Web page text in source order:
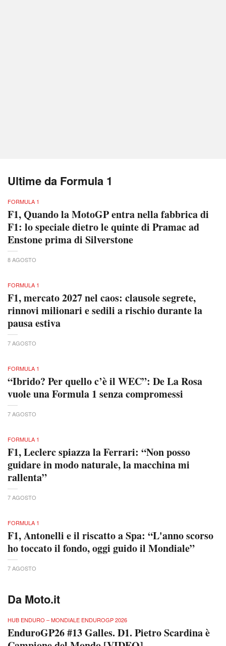
Ultime da Formula 1
FORMULA 1
F1, Quando la MotoGP entra nella fabbrica di
F1: lo speciale dietro le quinte di Pramac ad
Enstone prima di Silverstone
8 AGOSTO
FORMULA 1
F1, mercato 2027 nel caos: clausole segrete,
rinnovi milionari e sedili a rischio durante la
pausa estiva
7 AGOSTO
FORMULA 1
“Ibrido? Per quello c’è il WEC”: De La Rosa
vuole una Formula 1 senza compromessi
7 AGOSTO
FORMULA 1
F1, Leclerc spiazza la Ferrari: “Non posso
guidare in modo naturale, la macchina mi
rallenta”
7 AGOSTO
FORMULA 1
F1, Antonelli e il riscatto a Spa: “L'anno scorso
ho toccato il fondo, oggi guido il Mondiale”
7 AGOSTO
Da Moto.it
HUB ENDURO – MONDIALE ENDUROGP 2026
EnduroGP26 #13 Galles. D1. Pietro Scardina è